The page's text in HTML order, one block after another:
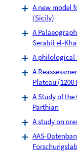
A new model
(Sicily)
A
Serabit el-
A philological
A
Plateau (1200
A Study of
Parthian
A study on
AAS-